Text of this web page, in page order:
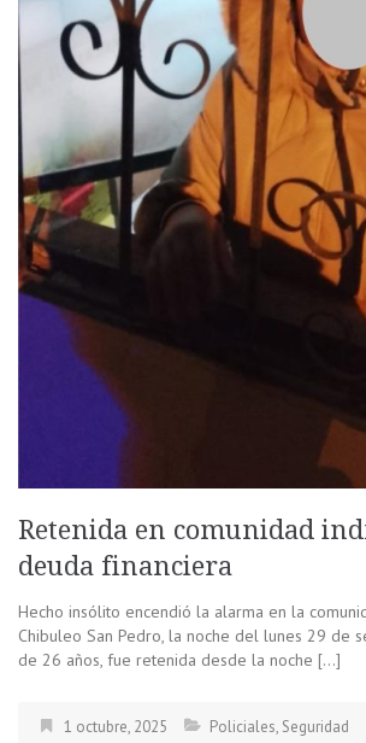
Retenida en comunidad
deuda financiera
Hecho insólito encendió la alarma en la
Chibuleo San Pedro, la noche del lunes 29 de
de 26 años, fue retenida desde la noche […]
1 octubre, 2025 Policiales, Seguridad